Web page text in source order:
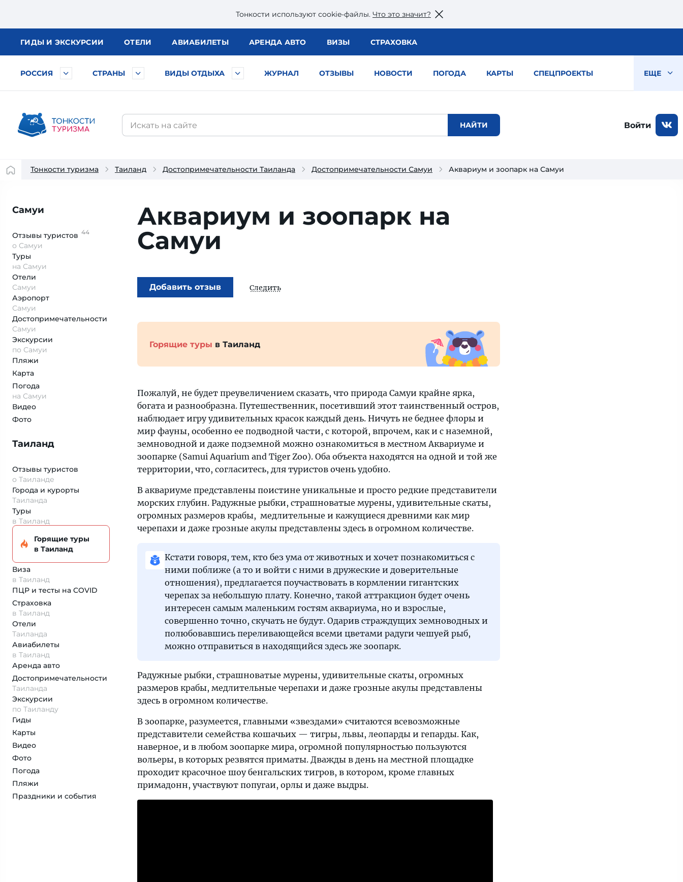
Тонкости используют сookie-файлы. Что это значит?
ГИДЫ И ЭКСКУРСИИ ОТЕЛИ АВИАБИЛЕТЫ АРЕНДА АВТО ВИЗЫ СТРАХОВКА
РОССИЯ СТРАНЫ ВИДЫ ОТДЫХА ЖУРНАЛ ОТЗЫВЫ НОВОСТИ ПОГОДА КАРТЫ СПЕЦПРОЕКТЫ ЕЩЕ
Войти
Тонкости туризма Таиланд Достопримечательности Таиланда Достопримечательности Самуи Аквариум и зоопарк на Самуи
Самуи
Отзывы туристов 44
о Самуи
Туры
на Самуи
Отели
Самуи
Аэропорт
Самуи
Достопримеча­тельности
Самуи
Экскурсии
по Самуи
Пляжи
Карта
Погода
на Самуи
Видео
Фото
Таиланд
Отзывы туристов
о Таиланде
Города и курорты
Таиланда
Туры
в Таиланд
Горящие туры
в Таиланд
Виза
в Таиланд
ПЦР и тесты на COVID
Страховка
в Таиланд
Отели
Таиланда
Авиабилеты
в Таиланд
Аренда авто
Достопримеча­тельности
Таиланда
Экскурсии
по Таиланду
Гиды
Карты
Видео
Фото
Погода
Пляжи
Праздники и события
Аквариум и зоопарк на
Самуи
Добавить отзыв Следить
Горящие туры в Таиланд
Пожалуй, не будет преувеличением сказать, что природа Самуи крайне ярка,
богата и разнообразна. Путешественник, посетивший этот таинственный остров,
наблюдает игру удивительных красок каждый день. Ничуть не беднее флоры и
мир фауны, особенно ее подводной части, с которой, впрочем, как и с наземной,
земноводной и даже подземной можно ознакомиться в местном Аквариуме и
зоопарке (Samui Aquarium and Tiger Zoo). Оба объекта находятся на одной и той же
территории, что, согласитесь, для туристов очень удобно.
В аквариуме представлены поистине уникальные и просто редкие представители
морских глубин. Радужные рыбки, страшноватые мурены, удивительные скаты,
огромных размеров крабы, медлительные и кажущиеся древними как мир
черепахи и даже грозные акулы представлены здесь в огромном количестве.
Кстати говоря, тем, кто без ума от животных и хочет познакомиться с
ними поближе (а то и войти с ними в дружеские и доверительные
отношения), предлагается поучаствовать в кормлении гигантских
черепах за небольшую плату. Конечно, такой аттракцион будет очень
интересен самым маленьким гостям аквариума, но и взрослые,
совершенно точно, скучать не будут. Одарив страждущих земноводных и
полюбовавшись переливающейся всеми цветами радуги чешуей рыб,
можно отправиться в находящийся здесь же зоопарк.
Радужные рыбки, страшноватые мурены, удивительные скаты, огромных
размеров крабы, медлительные черепахи и даже грозные акулы представлены
здесь в огромном количестве.
В зоопарке, разумеется, главными «звездами» считаются всевозможные
представители семейства кошачьих — тигры, львы, леопарды и гепарды. Как,
наверное, и в любом зоопарке мира, огромной популярностью пользуются
вольеры, в которых резвятся приматы. Дважды в день на местной площадке
проходит красочное шоу бенгальских тигров, в котором, кроме главных
примадонн, участвуют попугаи, орлы и даже выдры.